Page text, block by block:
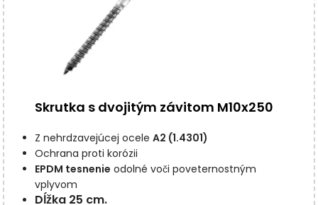
Skrutka s dvojitým závitom M10x250
Z nehrdzavejúcej ocele A2 (1.4301)
Ochrana proti korózii
EPDM tesnenie odolné voči poveternostným
vplyvom
Dĺžka 25 cm.